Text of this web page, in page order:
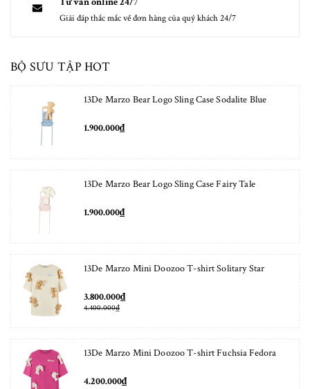
Giải đáp thắc mắc về đơn hàng của quý khách 24/7
BỘ SƯU TẬP HOT
13De Marzo Bear Logo Sling Case Sodalite Blue
1.900.000₫
13De Marzo Bear Logo Sling Case Fairy Tale
1.900.000₫
13De Marzo Mini Doozoo T-shirt Solitary Star
3.800.000₫
4.400.000₫
13De Marzo Mini Doozoo T-shirt Fuchsia Fedora
4.200.000₫